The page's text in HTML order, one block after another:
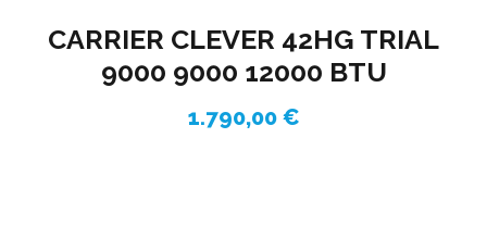
CARRIER CLEVER 42HG TRIAL
9000 9000 12000 BTU
1.790,00 €